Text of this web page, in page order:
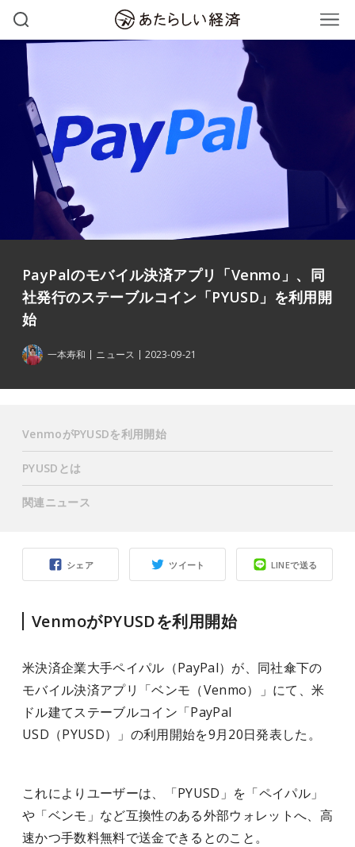
PayPalのモバイル決済アプリ「Venmo」、同
社発行のステーブルコイン「PYUSD」を利用開
始
一本寿和 ニュース 2023-09-21
シェア ツイート LINEで送る
VenmoがPYUSDを利用開始
米決済企業大手ペイパル（PayPal）が、同社傘下の
モバイル決済アプリ「ベンモ（Venmo）」にて、米
ドル建てステーブルコイン「PayPal
USD（PYUSD）」の利用開始を9月20日発表した。
これによりユーザーは、「PYUSD」を「ペイパル」
や「ベンモ」など互換性のある外部ウォレットへ、高
速かつ手数料無料で送金できるとのこと。
VenmoがPYUSDを利用開始
PYUSDとは
関連ニュース